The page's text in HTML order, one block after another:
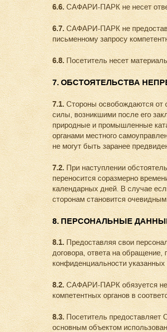
6.6.САФАРИ-ПАРК не несет
6.7.САФАРИ-ПАРК не
письменному запросу
6.8.Посетитель несет
7. ОБСТОЯТЕЛЬСТВА
7.1.Стороны освобождаются от
силы, возникшими после его
природные и промышленные
органами местного
не могут быть заранее
7.2. При наступлении
переносится соразмерно
календарных дней. В случае
сторонам становится
8. ПЕРСОНАЛЬНЫЕ
8.1.Предоставляя свои
договора, ответа на
конфиденциальности
8.2.САФАРИ-ПАРК обязуется не
компетентных органов в
8.3.Посетитель
основным объектом